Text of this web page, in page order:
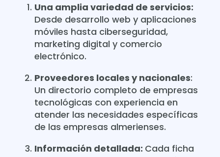
Una amplia variedad de servicios:
Desde desarrollo web y aplicaciones
móviles hasta ciberseguridad,
marketing digital y comercio
electrónico.
Proveedores locales y nacionales:
Un directorio completo de empresas
tecnológicas con experiencia en
atender las necesidades específicas
de las empresas almerienses.
Información detallada: Cada ficha